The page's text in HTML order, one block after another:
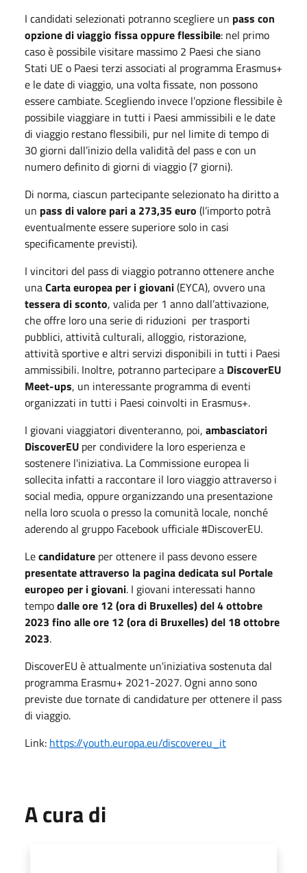
I candidati selezionati potranno scegliere un pass con
opzione di viaggio fissa oppure flessibile: nel primo
caso è possibile visitare massimo 2 Paesi che siano
Stati UE o Paesi terzi associati al programma Erasmus+
e le date di viaggio, una volta fissate, non possono
essere cambiate. Scegliendo invece l’opzione flessibile è
possibile viaggiare in tutti i Paesi ammissibili e le date
di viaggio restano flessibili, pur nel limite di tempo di
30 giorni dall’inizio della validità del pass e con un
numero definito di giorni di viaggio (7 giorni).
Di norma, ciascun partecipante selezionato ha diritto a
un pass di valore pari a 273,35 euro (l’importo potrà
eventualmente essere superiore solo in casi
specificamente previsti).
I vincitori del pass di viaggio potranno ottenere anche
unaCarta europea per i giovani(EYCA), ovvero una
tessera di sconto, valida per 1 anno dall’attivazione,
che offre loro una serie di riduzioni per trasporti
pubblici, attività culturali, alloggio, ristorazione,
attività sportive e altri servizi disponibili in tutti i Paesi
ammissibili. Inoltre, potranno partecipare a DiscoverEU
Meet-ups, un interessante programma di eventi
organizzati in tutti i Paesi coinvolti in Erasmus+.
I giovani viaggiatori diventeranno, poi, ambasciatori
DiscoverEU per condividere la loro esperienza e
sostenere l'iniziativa. La Commissione europea li
sollecita infatti a raccontare il loro viaggio attraverso i
social media, oppure organizzando una presentazione
nella loro scuola o presso la comunità locale, nonché
aderendo al gruppo Facebook ufficiale #DiscoverEU.
Lecandidature per ottenere il pass devono essere
presentate attraverso la pagina dedicata sul Portale
europeo per i giovani. I giovani interessati hanno
tempodalle ore 12 (ora di Bruxelles) del 4 ottobre
2023 fino alle ore 12 (ora di Bruxelles) del 18 ottobre
2023.
DiscoverEU è attualmente un'iniziativa sostenuta dal
programma Erasmu+ 2021-2027. Ogni anno sono
previste due tornate di candidature per ottenere il pass
di viaggio.
Link: https://youth.europa.eu/discovereu_it
A cura di